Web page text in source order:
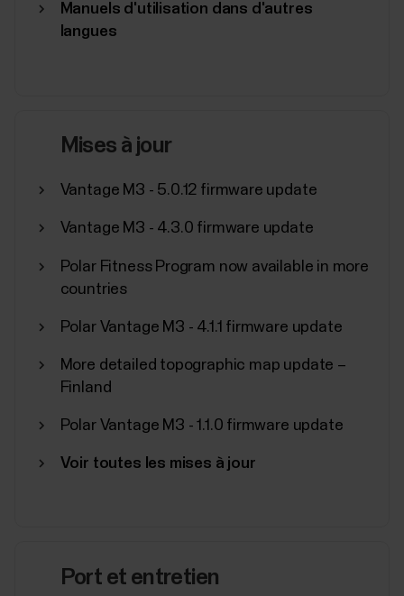
Lorsque vous vous entraînez, les différents
systèmes de votre corps sont mis à rude épreuve.
Training Load Pro vous donne un aperçu holistique
sur la façon dont vos séances d'entraînement font
travailler les différents systèmes et leur impact sur
Profils sportifs Polar
Voici la liste de tous les profils sportifs pris en
Polar. Vous pouvez choisir jusqu'à 20 profils sportifs
d'informations, consultez Comment modifier les
Manuels d'utilisation dans d'autres
langues
Mises à jour
Vantage M3 - 5.0.12 firmware update
Vantage M3 - 4.3.0 firmware update
Polar Fitness Program now available in more
countries
Polar Vantage M3 - 4.1.1 firmware update
More detailed topographic map update –
Finland
Polar Vantage M3 - 1.1.0 firmware update
Voir toutes les mises à jour
Port et entretien